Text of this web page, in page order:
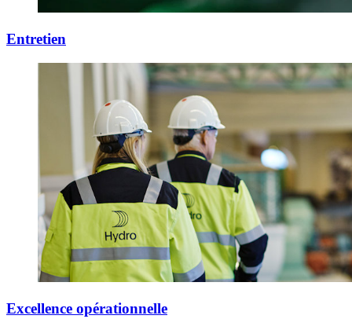
Entretien
Excellence opérationnelle